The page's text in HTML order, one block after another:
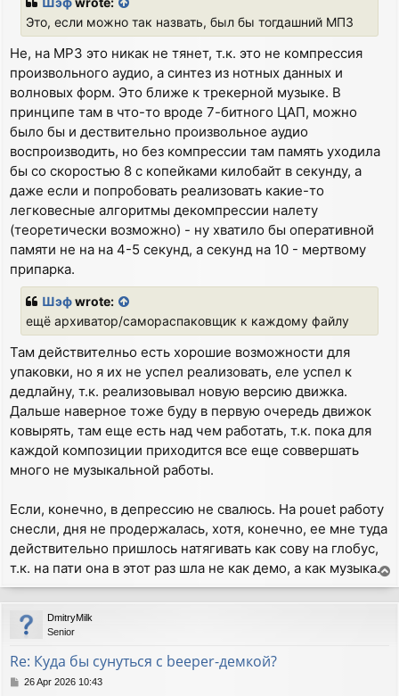
Это, если можно так назвать, был бы тогдашний МП3
Не, на MP3 это никак не тянет, т.к. это не компрессия
произвольного аудио, а синтез из нотных данных и
волновых форм. Это ближе к трекерной музыке. В
принципе там в что-то вроде 7-битного ЦАП, можно
было бы и дествительно произвольное аудио
воспроизводить, но без компрессии там память уходила
бы со скоростью 8 с копейками килобайт в секунду, а
даже если и попробовать реализовать какие-то
легковесные алгоритмы декомпрессии налету
(теоретически возможно) - ну хватило бы оперативной
памяти не на на 4-5 секунд, а секунд на 10 - мертвому
припарка.
Шэфwrote:
ещё архиватор/самораспаковщик к каждому файлу
Там действителньо есть хорошие возможности для
упаковки, но я их не успел реализовать, еле успел к
дедлайну, т.к. реализовывал новую версию движка.
Дальше наверное тоже буду в первую очередь движок
ковырять, там еще есть над чем работать, т.к. пока для
каждой композиции приходится все еще соввершать
много не музыкальной работы.
Если, конечно, в депрессию не свалюсь. На pouet работу
снесли, дня не продержалась, хотя, конечно, ее мне туда
действительно пришлось натягивать как сову на глобус,
т.к. на пати она в этот раз шла не как демо, а как музыка.
o
p
DmitryMilk
Senior
Re: Куда бы сунуться с beeper-демкой?
P26 Apr 2026 10:43